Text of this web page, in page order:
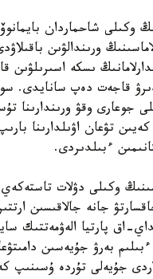
وكىلى شاحماردان
ورىندالۋىن
ىسكە اسىرىلۋىن
قاجەت دەپ سانايدى.
جوعارى وقۋ ورىندارىنا
كەيىن تۋعان اۋىلدارىنا
ءبىلدىردى.
وكىلى دۋلات
جانە جالاقىسىن
اق پارتيا الەۋمەتتىك
بەرۋ جۇيەسىن
جۇيەلى تۇردە ۇسىنىپ